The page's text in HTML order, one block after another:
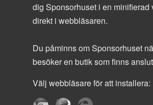
dig Sponsorhuset i en minifierad
direkt i webbläsaren.
Du påminns om Sponsorhuset
besöker en butik som finns
Välj webbläsare för att installera: